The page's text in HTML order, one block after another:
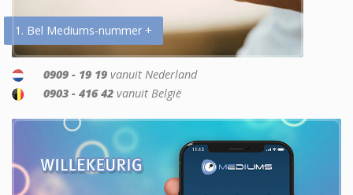
1. Bel Mediums-nummer +
0909 - 19 19 vanuit Nederland
0903 - 416 42 vanuit België